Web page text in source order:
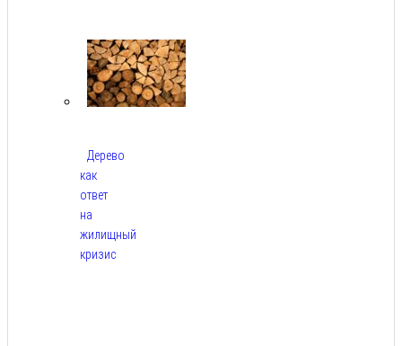
Дерево
как
ответ
на
жилищный
кризис